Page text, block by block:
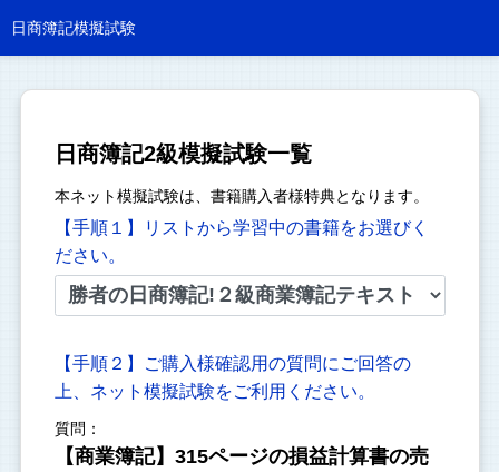
日商簿記模擬試験
日商簿記2級模擬試験一覧
本ネット模擬試験は、書籍購入者様特典となります。
【手順１】リストから学習中の書籍をお選びく
ださい。
【手順２】ご購入様確認用の質問にご回答の
上、ネット模擬試験をご利用ください。
質問：
【商業簿記】315ページの損益計算書の売